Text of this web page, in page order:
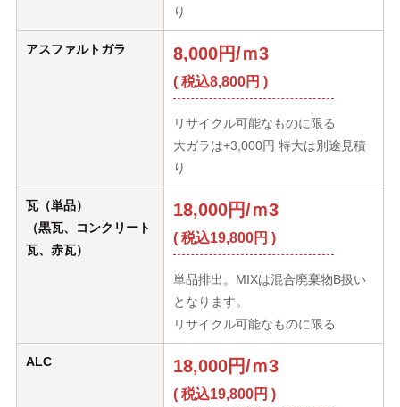
り
アスファルトガラ 8,000円/ｍ3
( 税込8,800円 )
リサイクル可能なものに限る
大ガラは+3,000円 特大は別途見積
り
瓦（単品）
（黒瓦、コンクリート
瓦、赤瓦）
18,000円/ｍ3
( 税込19,800円 )
単品排出。MIXは混合廃棄物B扱い
となります。
リサイクル可能なものに限る
ALC 18,000円/ｍ3
( 税込19,800円 )